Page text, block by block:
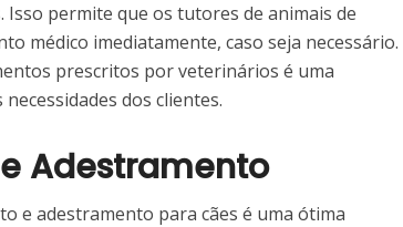
Isso permite que os tutores de animais de
médico imediatamente, caso seja necessário.
prescritos por veterinários é uma
dos clientes.
Adestramento
e adestramento para cães é uma ótima